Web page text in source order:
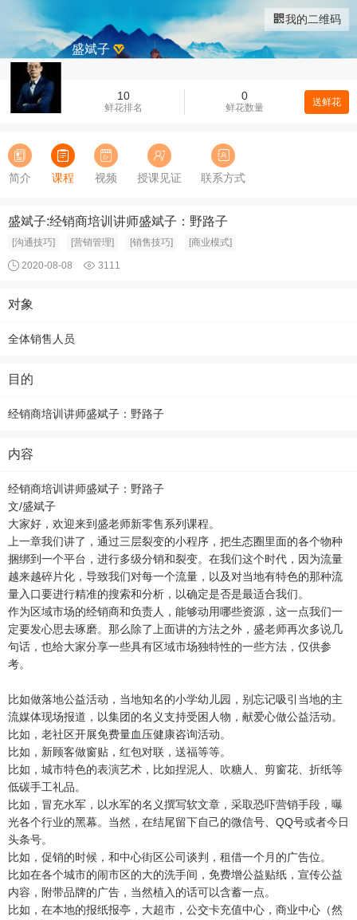
我的二维码
10
鲜花排名
0
鲜花数量 送鲜花
盛斌子
简介 课程 视频 授课见证 联系方式
盛斌子:经销商培训讲师盛斌子：野路子
[沟通技巧] [营销管理] [销售技巧] [商业模式]
2020-08-08 3111
对象
全体销售人员
目的
经销商培训讲师盛斌子：野路子
内容
经销商培训讲师盛斌子：野路子
文/盛斌子
大家好，欢迎来到盛老师新零售系列课程。
上一章我们讲了，通过三层裂变的小程序，把生态圈里面的各个物种
捆绑到一个平台，进行多级分销和裂变。在我们这个时代，因为流量
越来越碎片化，导致我们对每一个流量，以及对当地有特色的那种流
量入口要进行精准的搜索和分析，以确定是否是最适合我们。
作为区域市场的经销商和负责人，能够动用哪些资源，这一点我们一
定要发心思去琢磨。那么除了上面讲的方法之外，盛老师再次多说几
句话，也给大家分享一些具有区域市场独特性的一些方法，仅供参
考。
比如做落地公益活动，当地知名的小学幼儿园，别忘记吸引当地的主
流媒体现场报道，以集团的名义支持受困人物，献爱心做公益活动。
比如，老社区开展免费量血压健康咨询活动。
比如，新顾客做窗贴，红包对联，送福等等。
比如，城市特色的表演艺术，比如捏泥人、吹糖人、剪窗花、折纸等
低碳手工礼品。
比如，冒充水军，以水军的名义撰写软文章，采取恐吓营销手段，曝
光各个行业的黑幕。当然，在结尾留下自己的微信号、QQ号或者今日
头条号。
比如，促销的时候，和中心街区公司谈判，租借一个月的广告位。
比如在各个城市的闹市区的大的洗手间，免费增公益贴纸，宣传公益
内容，附带品牌的广告，当然植入的话可以含蓄一点。
比如，在本地的报纸报亭，大超市，公交卡充值中心，商业中心（然